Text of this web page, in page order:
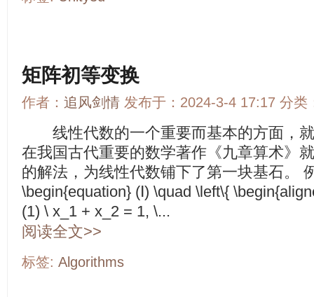
矩阵初等变换
作者： 追风剑情 发布于：2024-3-4 17:17 分类
线性代数的一个重要而基本的方面，就
在我国古代重要的数学著作《九章算术》
的解法，为线性代数铺下了第一块基石。
\begin{equation} (Ⅰ) \quad \left\{
(1) \ x_1 + x_2 = 1, \...
阅读全文>>
标签: Algorithms